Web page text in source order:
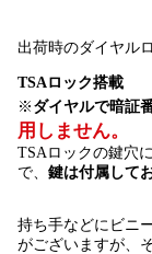
出荷時のダイヤル
TSAロック搭載
※ ダイヤルで暗証
用しません。
TSAロックの鍵穴
で、 鍵は付属して
持ち手などにビニ
がございますが、